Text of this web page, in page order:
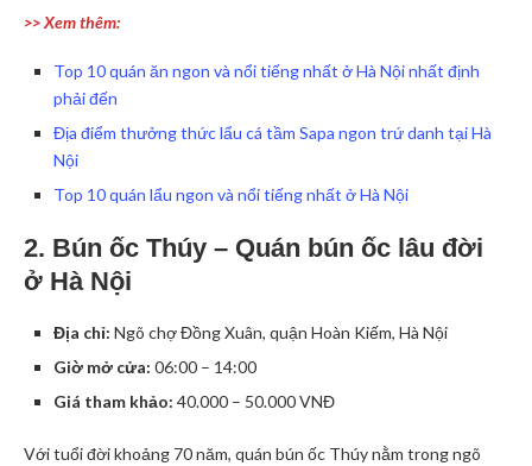
>> Xem thêm:
Top 10 quán ăn ngon và nổi tiếng nhất ở Hà Nội nhất định
phải đến
Địa điểm thưởng thức lẩu cá tầm Sapa ngon trứ danh tại Hà
Nội
Top 10 quán lẩu ngon và nổi tiếng nhất ở Hà Nội
2. Bún ốc Thúy – Quán bún ốc lâu đời
ở Hà Nội
Địa chỉ: Ngõ chợ Đồng Xuân, quận Hoàn Kiếm, Hà Nội
Giờ mở cửa: 06:00 – 14:00
Giá tham khảo: 40.000 – 50.000 VNĐ
Với tuổi đời khoảng 70 năm, quán bún ốc Thúy nằm trong ngõ